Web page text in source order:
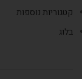
קטגוריות נוספות
בלוג